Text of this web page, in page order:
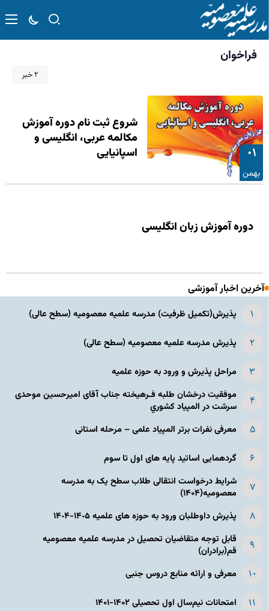
فراخوان
۲ خبر
۰۱
بهمن
شروع ثبت نام دوره آموزش
مکالمه عربی، انگلیسی و
اسپانیایی
دوره آموزش زبان انگلیسی
آخرین اخبار آموزشی
پذیرش(تکمیل ظرفیت) مدرسه علمیه معصومیه‌ (سطح عالی)
پذیرش مدرسه علمیه معصومیه‌ (سطح عالی)
مراحل پذیرش و ورود به حوزه علمیه
موفقیت درخشان طلبه فـرهیخته جناب آقای امیرحسین موحدی
سرشت در المپياد كشوري
معرفی نفرات برتر المپیاد علمی – مرحله استانی
گردهمایی اساتید پایه های اول تا سوم
شرایط درخواست انتقالی طلاب سطح یک به مدرسه
معصومیه(۱۴۰۴)
پذیرش داوطلبان ورود به حوزه های علمیه ١۴٠۵-١۴٠۴
قابل توجه متقاضیان تحصیل در مدرسه علمیه معصومیه
قم(برادران)
معرفی و ارائه منابع دروس جنبی
امتحانات نیم‌سال اول تحصیلی ۱۴۰۲-۱۴۰۱